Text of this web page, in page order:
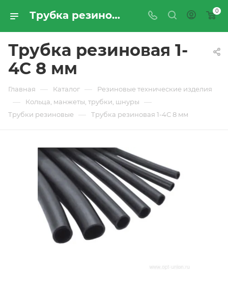
Трубка резиновая 1-4С 8 мм - купить по цене производителя с доставкой по Москве и России | ПРОМРЕСУРССЕРВИС 0
Трубка резиновая 1-
4С 8 мм
Главная — Каталог — Резиновые технические изделия
— Кольца, манжеты, трубки, шнуры —
Трубки резиновые — Трубка резиновая 1-4С 8 мм